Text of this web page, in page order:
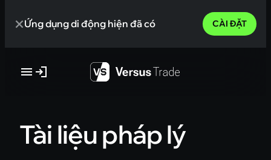
Ứng dụng di động hiện đã có CÀI ĐẶT
Tài liệu pháp lý